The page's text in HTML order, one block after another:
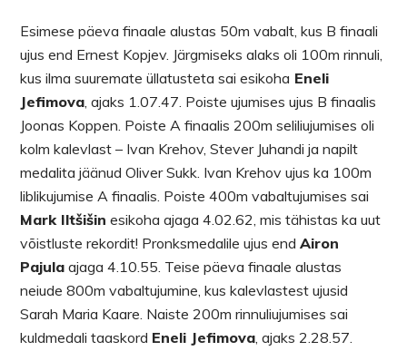
Esimese päeva finaale alustas 50m vabalt, kus B finaali
ujus end Ernest Kopjev. Järgmiseks alaks oli 100m rinnuli,
kus ilma suuremate üllatusteta sai esikoha Eneli
Jefimova, ajaks 1.07.47. Poiste ujumises ujus B finaalis
Joonas Koppen. Poiste A finaalis 200m seliliujumises oli
kolm kalevlast – Ivan Krehov, Stever Juhandi ja napilt
medalita jäänud Oliver Sukk. Ivan Krehov ujus ka 100m
liblikujumise A finaalis. Poiste 400m vabaltujumises sai
Mark Iltšišin esikoha ajaga 4.02.62, mis tähistas ka uut
võistluste rekordit! Pronksmedalile ujus endAiron
Pajula ajaga 4.10.55. Teise päeva finaale alustas
neiude 800m vabaltujumine, kus kalevlastest ujusid
Sarah Maria Kaare. Naiste 200m rinnuliujumises sai
kuldmedali taaskord Eneli Jefimova, ajaks 2.28.57.